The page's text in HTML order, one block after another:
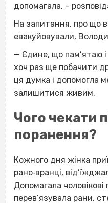
допомагала, –
На запитання, про що
евакуйовували,
— Єдине, що пам’ятаю
хоч раз ще побачити
ця думка і допомогла
залишитися живим.
Чого чекати
поранення?
Кожного дня жінка
рано‐вранці,
Допомагала чоловікові
перев’язувала рани,